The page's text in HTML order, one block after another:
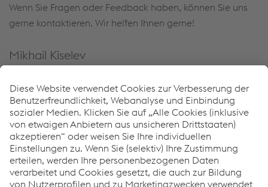
Wenn Sie Fragen oder Feedback haben, können Sie uns
gerne kontaktieren. Wir helfen Ihnen gerne!
Mikhail Kiselev
E-Mail senden
Links
CORE Equipment
CORE 185 TIG